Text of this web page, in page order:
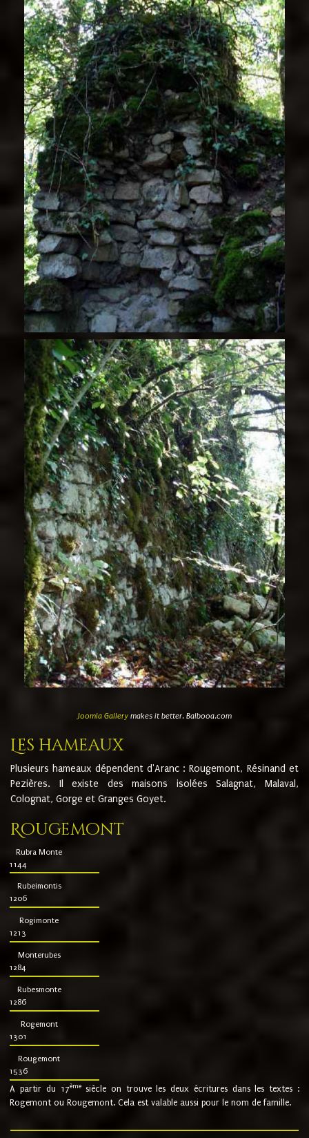
Joomla Gallerymakes it better. Balbooa.com
Les hameaux
Plusieurs hameaux dépendent d'Aranc : Rougemont, Résinand et
Pezières. Il existe des maisons isolées Salagnat, Malaval,
Colognat, Gorge et Granges Goyet.
Rougemont
Rubra Monte
1144
Rubeimontis
1206
Rogimonte
1213
Monterubes
1284
Rubesmonte
1286
Rogemont
1301
Rougemont
1536
A partir du 17ème siècle on trouve les deux écritures dans les textes :
Rogemont ou Rougemont. Cela est valable aussi pour le nom de famille.